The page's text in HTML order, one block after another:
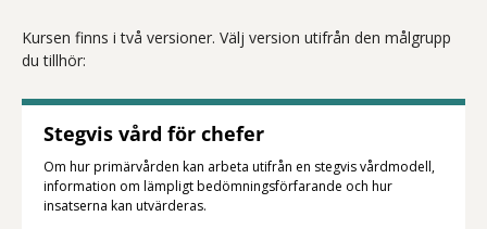
Kursen finns i två versioner. Välj version utifrån den målgrupp
du tillhör:
Stegvis vård för chefer
Om hur primärvården kan arbeta utifrån en stegvis vårdmodell,
information om lämpligt bedömningsförfarande och hur
insatserna kan utvärderas.